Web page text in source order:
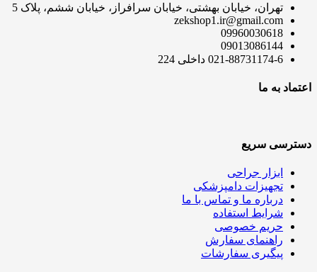
تهران، خیابان بهشتی، خیابان سرافراز، خیابان ششم، پلاک 5
zekshop1.ir@gmail.com
09960030618
09013086144
021-88731174-6 داخلی 224
اعتماد به ما
دسترسی سریع
ابزار جراحی
تجهیزات دامپزشکی
درباره ما و تماس با ما
شرایط استفاده
حریم خصوصی
راهنمای سفارش
پیگیری سفارشات